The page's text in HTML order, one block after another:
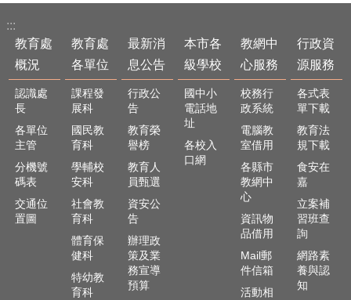
各
單
位
最
新
消
公
告
本
市
各
:::
教育處
概況
認識處
長
各單位
主管
分機號
碼表
交通位
置圖
教育處
各單位
課程發
展科
國民教
育科
學輔校
安科
社會教
育科
體育保
健科
特幼教
育科
最新消
息公告
行政公
告
教育榮
譽榜
教育人
員甄選
資安公
告
辦理政
策及業
務宣導
預算
本市各
級學校
國中小
電話地
址
各校入
口網
教網中
心服務
校務行
政系統
電腦教
室借用
各縣市
教網中
心
資訊物
品借用
Mail郵
件信箱
活動相
行政資
源服務
各式表
單下載
教育法
規下載
食安在
嘉
立案補
習班查
詢
網路素
養與認
知